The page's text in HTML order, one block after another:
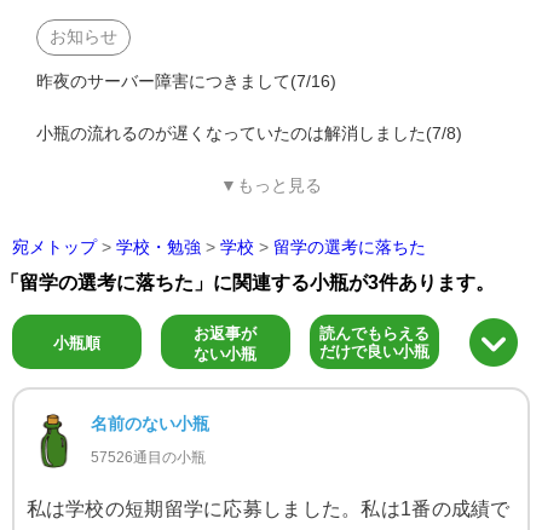
お知らせ
昨夜のサーバー障害につきまして(7/16)
小瓶の流れるのが遅くなっていたのは解消しました(7/8)
▼もっと見る
宛メトップ > 学校・勉強 > 学校 > 留学の選考に落ちた
「留学の選考に落ちた」に関連する小瓶が3件あります。
小瓶順
お返事が
ない小瓶
読んでもらえる
だけで良い小瓶
名前のない小瓶
57526通目の小瓶
私は学校の短期留学に応募しました。私は1番の成績で